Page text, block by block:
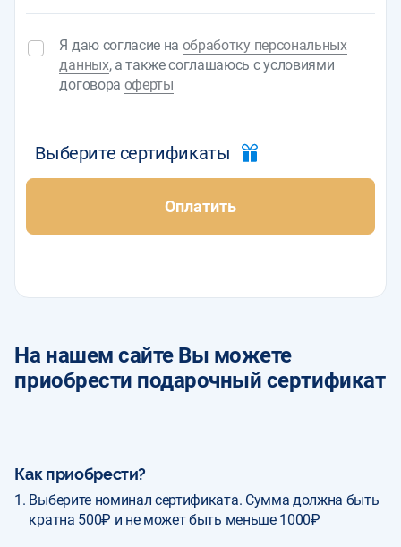
Я даю согласие на обработку персональных
данных, а также соглашаюсь с условиями
договора оферты
Оплатить
Выберите сертификаты
На нашем сайте Вы можете
приобрести подарочный сертификат
Как приобрести?
Выберите номинал сертификата. Сумма должна быть
кратна 500₽ и не может быть меньше 1000₽